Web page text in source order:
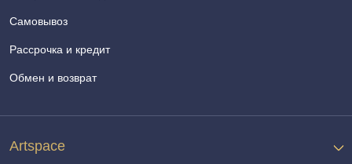
Самовывоз
Рассрочка и кредит
Обмен и возврат
Artspace